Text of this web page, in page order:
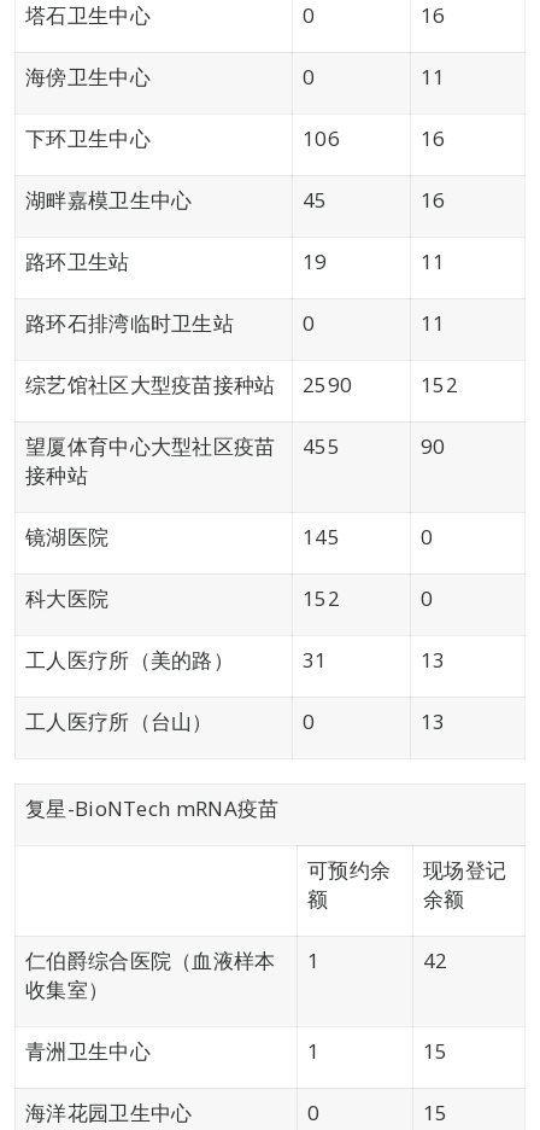
塔石卫生中心 0 16
海傍卫生中心 0 11
下环卫生中心 106 16
湖畔嘉模卫生中心 45 16
路环卫生站 19 11
路环石排湾临时卫生站 0 11
综艺馆社区大型疫苗接种站 2590 152
望厦体育中心大型社区疫苗
接种站
455 90
镜湖医院 145 0
科大医院 152 0
工人医疗所（美的路） 31 13
工人医疗所（台山） 0 13
复星-BioNTech mRNA疫苗
可预约余
额
现场登记
余额
仁伯爵综合医院（血液样本
收集室）
1 42
青洲卫生中心 1 15
海洋花园卫生中心 0 15